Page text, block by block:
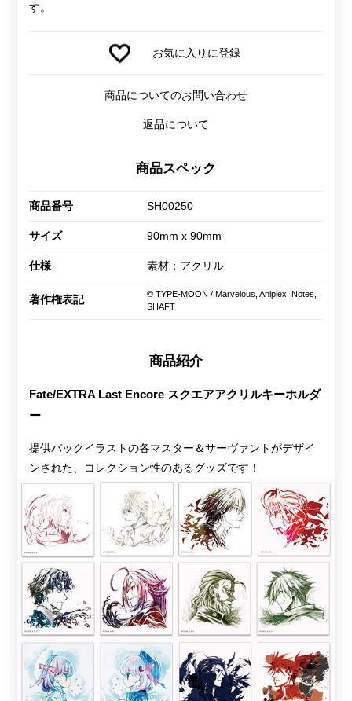
す。
お気に入りに登録
商品についてのお問い合わせ
返品について
商品スペック
商品番号 SH00250
サイズ 90mm x 90mm
仕様 素材：アクリル
著作権表記
© TYPE-MOON / Marvelous, Aniplex, Notes,
SHAFT
商品紹介
Fate/EXTRA Last Encore スクエアアクリルキーホルダ
ー
提供バックイラストの各マスター＆サーヴァントがデザイ
ンされた、コレクション性のあるグッズです！